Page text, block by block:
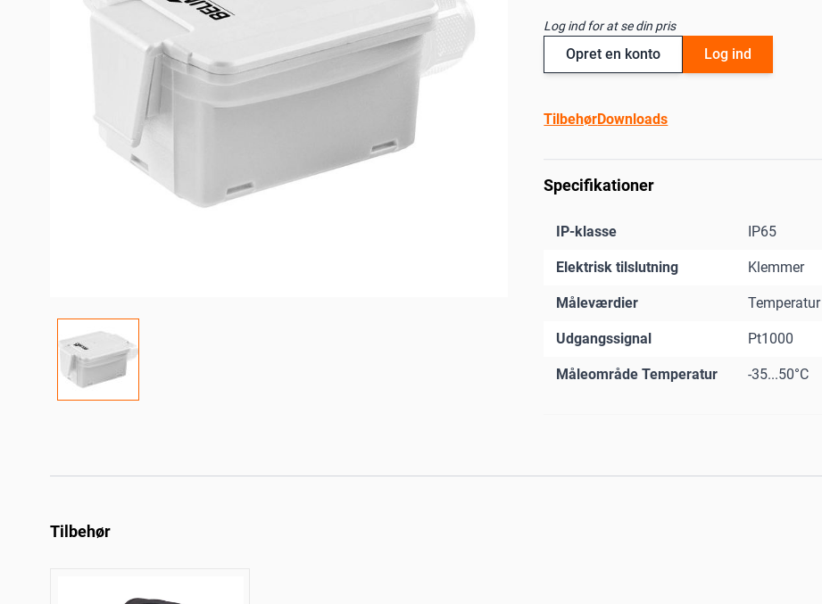
Log ind for at se din pris
Opret en konto Log ind
TilbehørDownloads
Specifikationer
IP-klasse IP65
Elektrisk tilslutning Klemmer
Måleværdier Temperatur
Udgangssignal Pt1000
Måleområde Temperatur -35...50°C
Tilbehør